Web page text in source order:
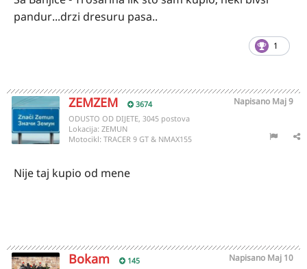
pandur...drzi dresuru pasa..
1
ZEMZEM 3674 Napisano Maj 9
ODUSTO OD DIJETE, 3045 postova
Lokacija: ZEMUN
Motocikl: TRACER 9 GT & NMAX155
Nije taj kupio od mene
Bokam 145 Napisano Maj 10